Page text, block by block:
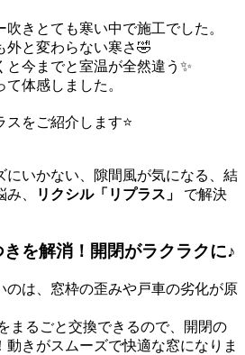
きとても寒い中で施工でした。
外と変わらない寒さ🤣
今までと室温が全然違う✨
体感しました。
をご紹介します⭐
にいかない、隙間風が気になる、結
、
リクシル「リプラス」
で解決
を解消！開閉がラクラクに♪
のは、窓枠の歪みや戸車の劣化が原
まるごと交換できるので、開閉の
動きがスムーズで快適な窓になりま